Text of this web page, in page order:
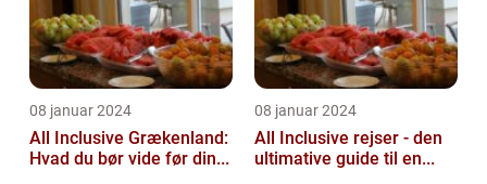
08 januar 2024
All Inclusive Grækenland:
Hvad du bør vide før din...
08 januar 2024
All Inclusive rejser - den
ultimative guide til en...